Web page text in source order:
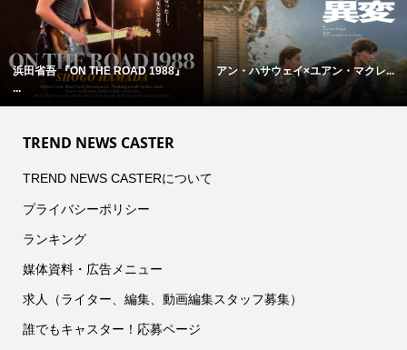
浜田省吾 『ON THE ROAD 1988』
...
アン・ハサウェイ×ユアン・マクレ...
TREND NEWS CASTER
TREND NEWS CASTERについて
プライバシーポリシー
ランキング
媒体資料・広告メニュー
求人（ライター、編集、動画編集スタッフ募集）
誰でもキャスター！応募ページ